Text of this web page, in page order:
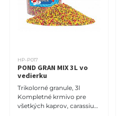
HP-P017
POND GRAN MIX 3L vo
vedierku
Trikolorné granule, 3l
Kompletné krmivo pre
všetkých kaprov, carassius